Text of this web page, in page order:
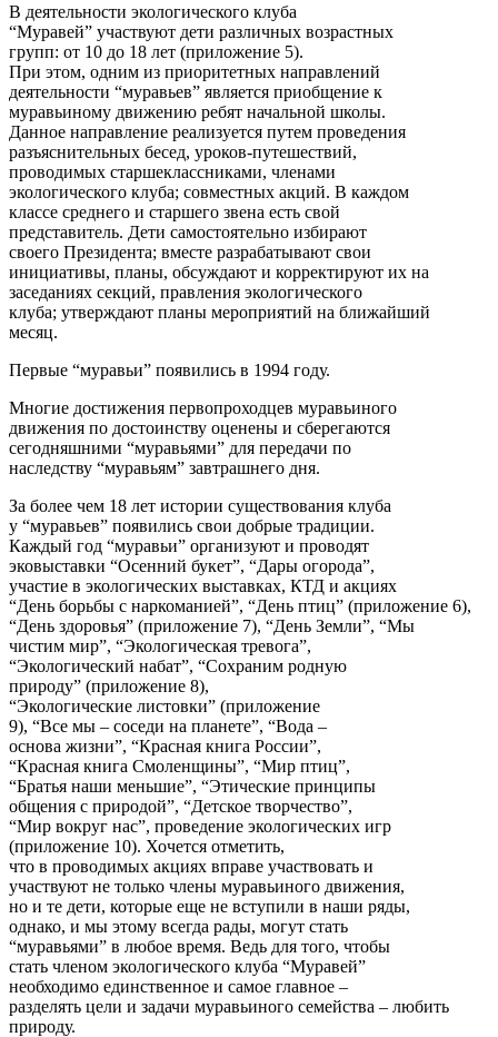
В деятельности экологического клуба
“Муравей” участвуют дети различных возрастных
групп: от 10 до 18 лет (приложение 5).
При этом, одним из приоритетных направлений
деятельности “муравьев” является приобщение к
муравьиному движению ребят начальной школы.
Данное направление реализуется путем проведения
разъяснительных бесед, уроков-путешествий,
проводимых старшеклассниками, членами
экологического клуба; совместных акций. В каждом
классе среднего и старшего звена есть свой
представитель. Дети самостоятельно избирают
своего Президента; вместе разрабатывают свои
инициативы, планы, обсуждают и корректируют их на
заседаниях секций, правления экологического
клуба; утверждают планы мероприятий на ближайший
месяц.
Первые “муравьи” появились в 1994 году.
Многие достижения первопроходцев муравьиного
движения по достоинству оценены и сберегаются
сегодняшними “муравьями” для передачи по
наследству “муравьям” завтрашнего дня.
За более чем 18 лет истории существования клуба
у “муравьев” появились свои добрые традиции.
Каждый год “муравьи” организуют и проводят
эковыставки “Осенний букет”, “Дары огорода”,
участие в экологических выставках, КТД и акциях
“День борьбы с наркоманией”, “День птиц” (приложение 6),
“День здоровья” (приложение 7), “День Земли”, “Мы
чистим мир”, “Экологическая тревога”,
“Экологический набат”, “Сохраним родную
природу” (приложение 8),
“Экологические листовки” (приложение
9), “Все мы – соседи на планете”, “Вода –
основа жизни”, “Красная книга России”,
“Красная книга Смоленщины”, “Мир птиц”,
“Братья наши меньшие”, “Этические принципы
общения с природой”, “Детское творчество”,
“Мир вокруг нас”, проведение экологических игр
(приложение 10). Хочется отметить,
что в проводимых акциях вправе участвовать и
участвуют не только члены муравьиного движения,
но и те дети, которые еще не вступили в наши ряды,
однако, и мы этому всегда рады, могут стать
“муравьями” в любое время. Ведь для того, чтобы
стать членом экологического клуба “Муравей”
необходимо единственное и самое главное –
разделять цели и задачи муравьиного семейства – любить
природу.